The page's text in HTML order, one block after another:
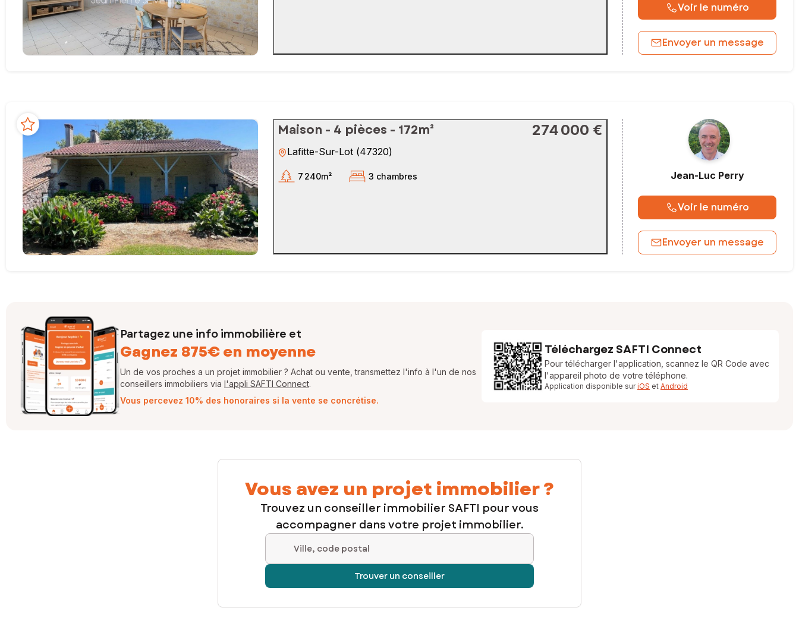
Voir le numéro
Envoyer un message
Maison - 4 pièces - 172m² 274 000 €
Lafitte-Sur-Lot (47320)
7 240m² 3 chambres Jean-Luc Perry
Voir le numéro
Envoyer un message
Partagez une info immobilière et
Gagnez 875€ en moyenne
Un de vos proches a un projet immobilier ? Achat ou vente, transmettez l'info à l'un de nos
conseillers immobiliers via l'appli SAFTI Connect.
Vous percevez 10% des honoraires si la vente se concrétise.
Téléchargez SAFTI Connect
Pour télécharger l'application, scannez le QR Code avec
l'appareil photo de votre téléphone.
Application disponible suriOS et Android
Vous avez un projet immobilier ?
Trouvez un conseiller immobilier SAFTI pour vous
accompagner dans votre projet immobilier.
Ville, code postal
Trouver un conseiller